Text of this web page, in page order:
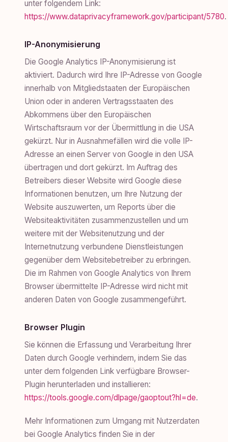
unter folgendem Link:
https://www.dataprivacyframework.gov/participant/5780.
IP-Anonymisierung
Die Google Analytics IP-Anonymisierung ist
aktiviert. Dadurch wird Ihre IP-Adresse von Google
innerhalb von Mitgliedstaaten der Europäischen
Union oder in anderen Vertragsstaaten des
Abkommens über den Europäischen
Wirtschaftsraum vor der Übermittlung in die USA
gekürzt. Nur in Ausnahmefällen wird die volle IP-
Adresse an einen Server von Google in den USA
übertragen und dort gekürzt. Im Auftrag des
Betreibers dieser Website wird Google diese
Informationen benutzen, um Ihre Nutzung der
Website auszuwerten, um Reports über die
Websiteaktivitäten zusammenzustellen und um
weitere mit der Websitenutzung und der
Internetnutzung verbundene Dienstleistungen
gegenüber dem Websitebetreiber zu erbringen.
Die im Rahmen von Google Analytics von Ihrem
Browser übermittelte IP-Adresse wird nicht mit
anderen Daten von Google zusammengeführt.
Browser Plugin
Sie können die Erfassung und Verarbeitung Ihrer
Daten durch Google verhindern, indem Sie das
unter dem folgenden Link verfügbare Browser-
Plugin herunterladen und installieren:
https://tools.google.com/dlpage/gaoptout?hl=de.
Mehr Informationen zum Umgang mit Nutzerdaten
bei Google Analytics finden Sie in der